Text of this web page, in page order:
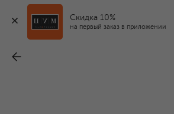
Скидка 10%
на первый заказ в приложении